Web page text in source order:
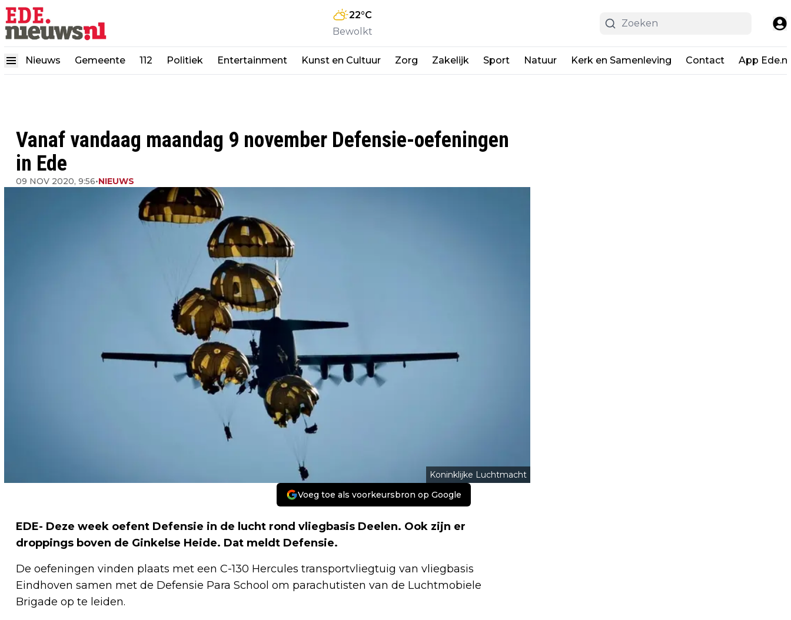
22°C
Bewolkt
Nieuws Gemeente 112 Politiek Entertainment Kunst en Cultuur Zorg Zakelijk Sport Natuur Kerk en Samenleving Contact App
Vanaf vandaag maandag 9 november Defensie-oefeningen
in Ede
09 NOV 2020, 9:56•NIEUWS
Koninklijke Luchtmacht
Voeg toe als voorkeursbron op Google
EDE- Deze week oefent Defensie in de lucht rond vliegbasis Deelen. Ook zijn er
droppings boven de Ginkelse Heide. Dat meldt Defensie.
De oefeningen vinden plaats met een C-130 Hercules transportvliegtuig van vliegbasis
Eindhoven samen met de Defensie Para School om parachutisten van de Luchtmobiele
Brigade op te leiden.